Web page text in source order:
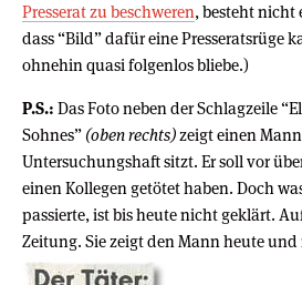
Presserat zu beschweren, besteht
dass “Bild” dafür eine Presseratsrüge
ohnehin quasi folgenlos bliebe.)
P.S.: Das Foto neben der Schlagzeile
Sohnes” (oben rechts)zeigt einen
Untersuchungshaft sitzt. Er soll vor
einen Kollegen getötet haben. Doch
passierte, ist bis heute nicht geklärt.
Zeitung. Sie zeigt den Mann heute